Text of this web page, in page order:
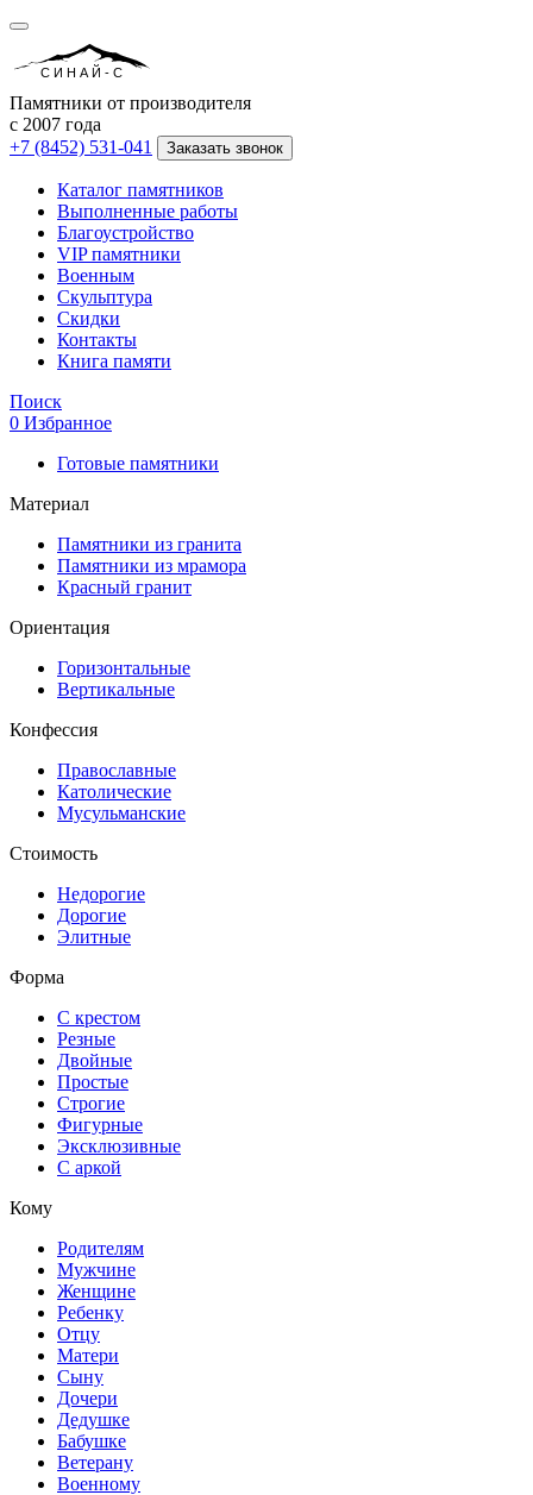
СИНАЙ-С
Памятники от производителя
с 2007 года
+7 (8452) 531-041
Заказать звонок
Каталог памятников
Выполненные работы
Благоустройство
VIP памятники
Военным
Скульптура
Скидки
Контакты
Книга памяти
Поиск
0 Избранное
Готовые памятники
Материал
Памятники из гранита
Памятники из мрамора
Красный гранит
Ориентация
Горизонтальные
Вертикальные
Конфессия
Православные
Католические
Мусульманские
Стоимость
Недорогие
Дорогие
Элитные
Форма
С крестом
Резные
Двойные
Простые
Строгие
Фигурные
Эксклюзивные
С аркой
Кому
Родителям
Мужчине
Женщине
Ребенку
Отцу
Матери
Сыну
Дочери
Дедушке
Бабушке
Ветерану
Военному